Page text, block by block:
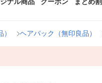
ヘアパック（無印良品）